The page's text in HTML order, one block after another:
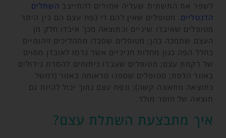
לשפר את התשתית שעליה אמורים להתייצב השתלים
הדנטליים . מטופלים שאין להם די נפח עצם הם בין היתר
מטופלים שאיבדו שיניים וכתוצאה מכך איבדו חלק מן
העצם שתמכה בהן; מטופלים שסבלו מתהליכים זיהומיים
בחלל הפה כגון מחלות חניכיים אשר גרמו לאובדן מסוים
של רקמת עצם; מטופלים שעברו ניתוחים להסרת גידולים
באזור הלסת; מטופלים שספגו טראומה באזור (למשל
כתוצאה מתאונה קשה); ונפח עצם נמוך יכול להיות גם
תוצאה של חוסר מולד.
איך מתבצעת השתלת עצם?